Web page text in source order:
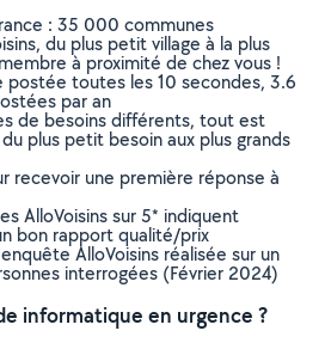
: 35 000 communes
du plus petit village à la plus
à proximité de chez vous !
postée toutes les 10 secondes, 3.6
par an
de besoins différents, tout est
plus petit besoin aux plus grands
recevoir une première réponse à
AlloVoisins sur 5* indiquent
bon rapport qualité/prix
AlloVoisins réalisée sur un
interrogées (Février 2024)
informatique en urgence ?